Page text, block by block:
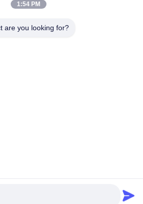
TRADING CO.,LTD. सर्वाधिकार सुरक्षित।
1:54 PM
are you looking for?